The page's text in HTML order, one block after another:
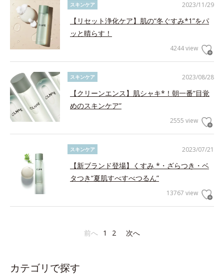
2023/11/29
スキンケア
【リセット浄化ケア】肌の“冬ぐすみ*1”をパ
ッと晴らす！
4244 view
2023/08/28
スキンケア
【クリーンエンス】肌シャキ*！朝一番“目覚
めのスキンケア”
2555 view
2023/07/21
スキンケア
【新ブランド登場】くすみ *・ざらつき・ベ
タつき“夏肌すべすべつるん”
13767 view
前へ 1 2 次へ
カテゴリで探す